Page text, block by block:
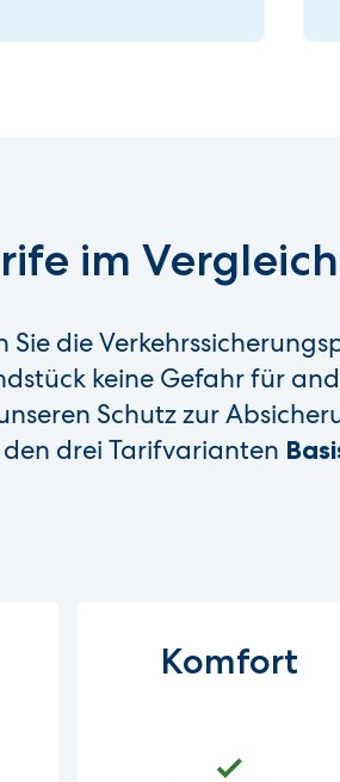
im Vergleich
die
keine Gefahr für
Schutz zur
drei Tarifvarianten
Komfort